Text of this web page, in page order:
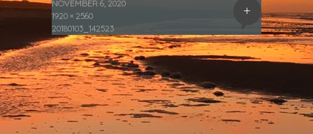
+
NOVEMBER 6, 2020
1920 × 2560
20180103_142523